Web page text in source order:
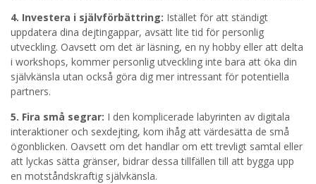
4. Investera i självförbättring: Istället för att ständigt
uppdatera dina dejtingappar, avsätt lite tid för personlig
utveckling. Oavsett om det är läsning, en ny hobby eller att delta
i workshops, kommer personlig utveckling inte bara att öka din
självkänsla utan också göra dig mer intressant för potentiella
partners.
5. Fira små segrar: I den komplicerade labyrinten av digitala
interaktioner och sexdejting, kom ihåg att värdesätta de små
ögonblicken. Oavsett om det handlar om ett trevligt samtal eller
att lyckas sätta gränser, bidrar dessa tillfällen till att bygga upp
en motståndskraftig självkänsla.